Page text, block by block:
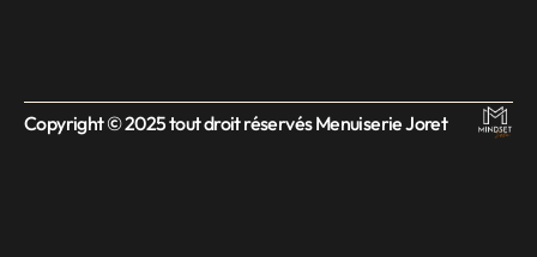
Copyright © 2025 tout droit réservés Menuiserie Joret